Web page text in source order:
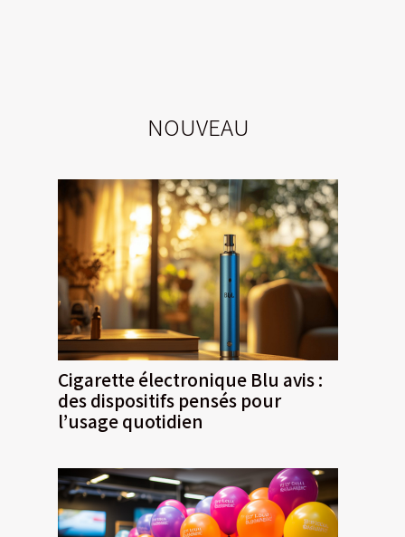
NOUVEAU
Cigarette électronique Blu avis :
des dispositifs pensés pour
l’usage quotidien